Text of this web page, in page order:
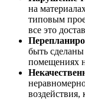
на
типовым
все это
быть
помещениях